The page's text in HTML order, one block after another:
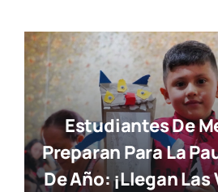
Estudiantes De
Preparan Para La
De Año: ¡llegan